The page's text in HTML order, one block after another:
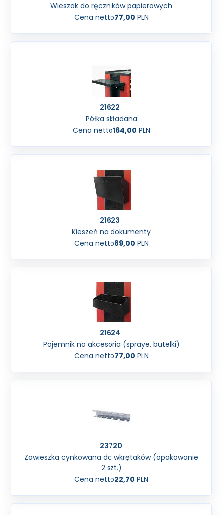
Wieszak do ręczników papierowych
Cena netto77,00 PLN
21622
Półka składana
Cena netto164,00 PLN
21623
Kieszeń na dokumenty
Cena netto89,00 PLN
21624
Pojemnik na akcesoria (spraye, butelki)
Cena netto77,00 PLN
23720
Zawieszka cynkowana do wkrętaków (opakowanie
2 szt.)
Cena netto22,70 PLN